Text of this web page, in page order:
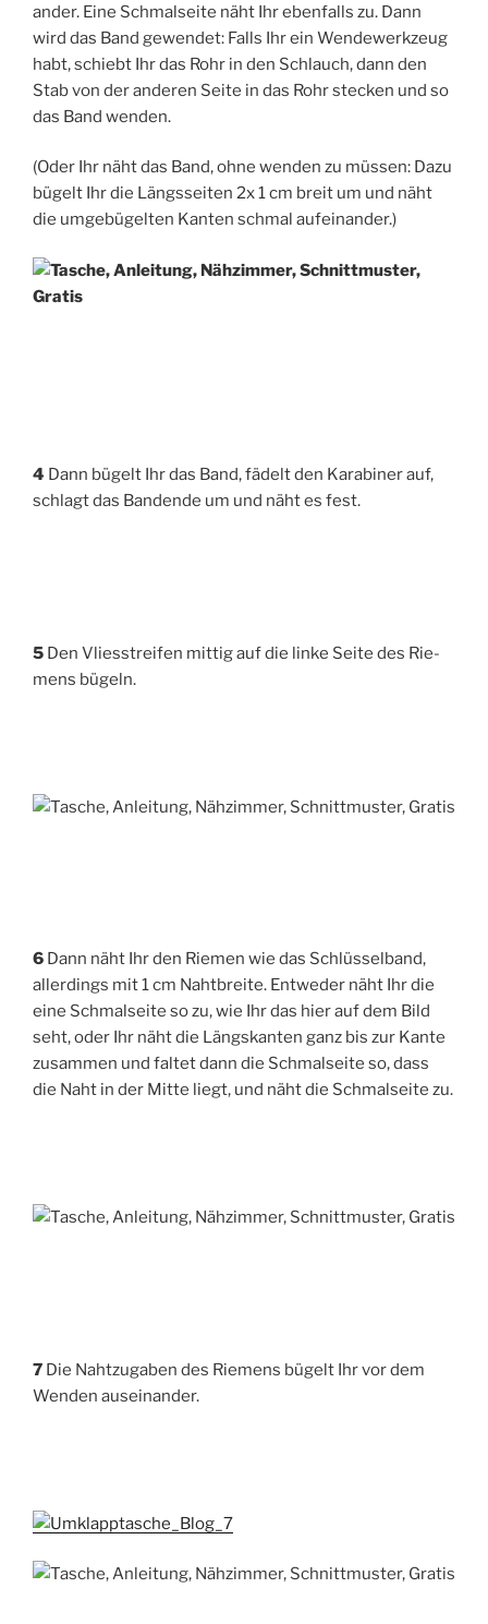
an­der. Eine Schmal­sei­te näht Ihr eben­falls zu. Dann
wird das Band gewen­det: Falls Ihr ein Wen­de­werk­zeug
habt, schiebt Ihr das Rohr in den Schlauch, dann den
Stab von der ande­ren Sei­te in das Rohr ste­cken und so
das Band wenden.
(Oder Ihr näht das Band, ohne wen­den zu müs­sen: Dazu
bügelt Ihr die Längs­sei­ten 2x 1 cm breit um und näht
die umge­bü­gel­ten Kan­ten schmal aufeinander.)
4 Dann bügelt Ihr das Band, fädelt den Kara­bi­ner auf,
schlagt das Band­ende um und näht es fest.
5 Den Vlies­strei­fen mit­tig auf die lin­ke Sei­te des Rie­
mens bügeln.
6 Dann näht Ihr den Rie­men wie das Schlüs­sel­band,
aller­dings mit 1 cm Naht­brei­te. Ent­we­der näht Ihr die
eine Schmal­sei­te so zu, wie Ihr das hier auf dem Bild
seht, oder Ihr näht die Längs­kan­ten ganz bis zur Kan­te
zusam­men und fal­tet dann die Schmal­sei­te so, dass
die Naht in der Mit­te liegt, und näht die Schmal­sei­te zu.
7 Die Naht­zu­ga­ben des Rie­mens bügelt Ihr vor dem
Wen­den auseinander.